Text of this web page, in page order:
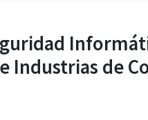
Industrias de